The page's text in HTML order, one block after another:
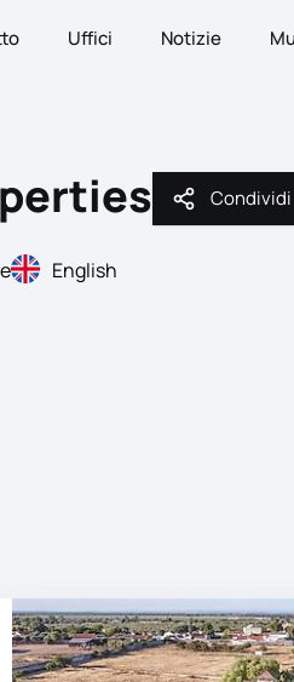
Uffici Notizie
Condividi
English